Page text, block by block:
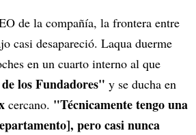
de la compañía, la frontera entre
casi desapareció. Laqua duerme
en un cuarto interno al que
los Fundadores" y se ducha en
cercano. "Técnicamente tengo una
pero casi nunca